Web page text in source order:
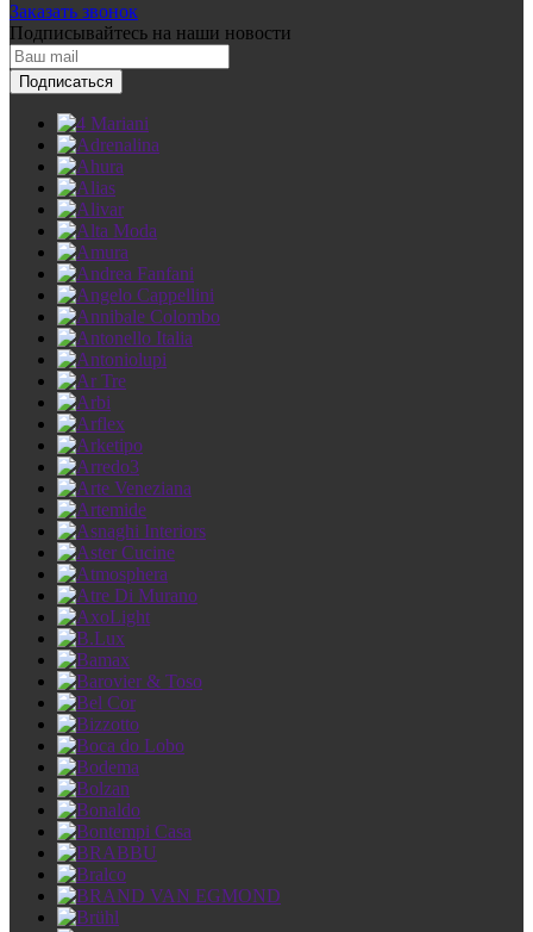
Заказать звонок
Подписывайтесь на наши новости